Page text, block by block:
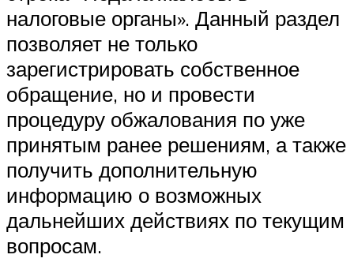
налоговые органы». Данный раздел
позволяет не только
зарегистрировать собственное
обращение, но и провести
процедуру обжалования по уже
принятым ранее решениям, а также
получить дополнительную
информацию о возможных
дальнейших действиях по текущим
вопросам.